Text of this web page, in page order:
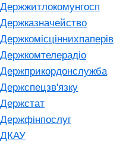
Держжитлокомунгосп
Держказначейство
Держкомісціннихпаперів
Держкомтелерадіо
Держприкордонслужба
Держспецзв'язку
Держстат
Держфінпослуг
ДКАУ